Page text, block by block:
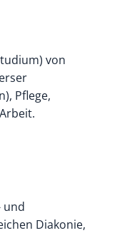
von
Pflege,
und
Diakonie,